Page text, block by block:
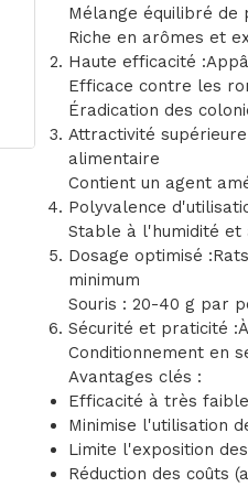
Mélange équilibré
Riche en arômes et
Haute efficacité
Efficace contre les
Éradication des
Attractivité
alimentaire
Contient un agent
Polyvalence
Stable à l'humidité et
Dosage optimisé
minimum
Souris : 20-40 g par
Sécurité et praticité
Conditionnement en
Avantages clés :
Efficacité à très
Minimise l'utilisation
Limite l'exposition
Réduction des coûts